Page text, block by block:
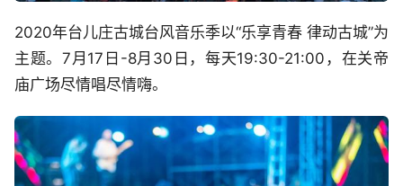
2020年台儿庄古城台风音乐季以“乐享青春 律动古城”为
主题。7月17日-8月30日，每天19:30-21:00，在关帝
庙广场尽情唱尽情嗨。